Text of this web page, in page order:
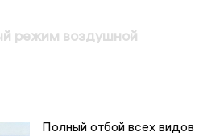
режим воздушной
Полный отбой всех видов